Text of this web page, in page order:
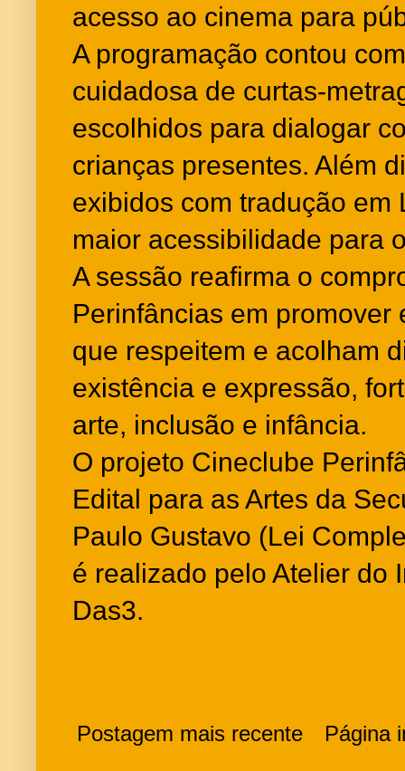
acesso ao cinema para
A programação contou
cuidadosa de curtas-
escolhidos para dialogar
crianças presentes. Além
exibidos com tradução em
maior acessibilidade para
A sessão reafirma o
Perinfâncias em promover
que respeitem e acolham
existência e expressão,
arte, inclusão e infância.
O projeto Cineclube
Edital para as Artes da
Paulo Gustavo (Lei
é realizado pelo Atelier do
Das3.
Postagem mais recente Página